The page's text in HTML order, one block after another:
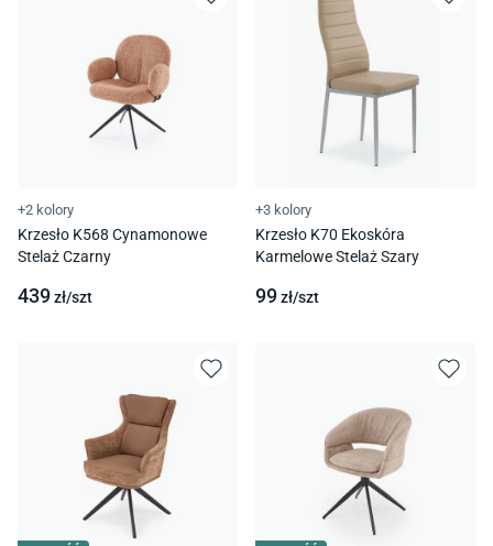
+2 kolory
Krzesło K568 Cynamonowe
Stelaż Czarny
439zł/szt
+3 kolory
Krzesło K70 Ekoskóra
Karmelowe Stelaż Szary
99zł/szt